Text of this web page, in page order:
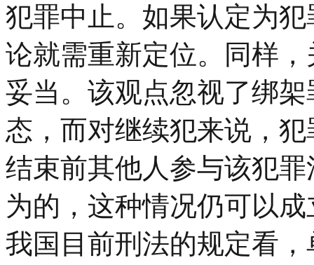
犯罪中止。如果认定为
论就需重新定位。同样
妥当。该观点忽视了绑
态，而对继续犯来说，
结束前其他人参与该犯
为的，这种情况仍可以
我国目前刑法的规定看